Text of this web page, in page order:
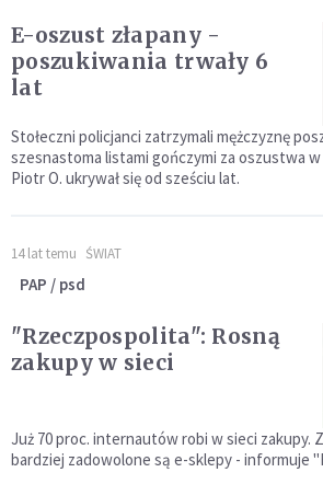
E-oszust złapany -
poszukiwania trwały 6
lat
Stołeczni policjanci zatrzymali mężczyznę
szesnastoma listami gończymi za oszustwa
Piotr O. ukrywał się od sześciu lat.
14 lat temu ŚWIAT
PAP / psd
"Rzeczpospolita": Rosną
zakupy w sieci
Już 70 proc. internautów robi w sieci zakupy.
bardziej zadowolone są e-sklepy - informuje